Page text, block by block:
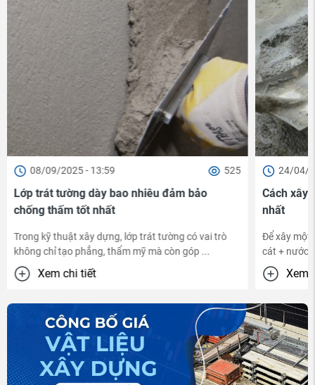
08/09/2025 - 13:59 525
Lớp trát tường dày bao nhiêu đảm bảo
chống thấm tốt nhất
Trong kỹ thuật xây dựng, lớp trát tường có vai trò
không chỉ tạo phẳng, thẩm mỹ mà còn góp ...
Xem chi tiết
24/04/
Cách xây
nhất
Để xây một
cát + nước)
Xem